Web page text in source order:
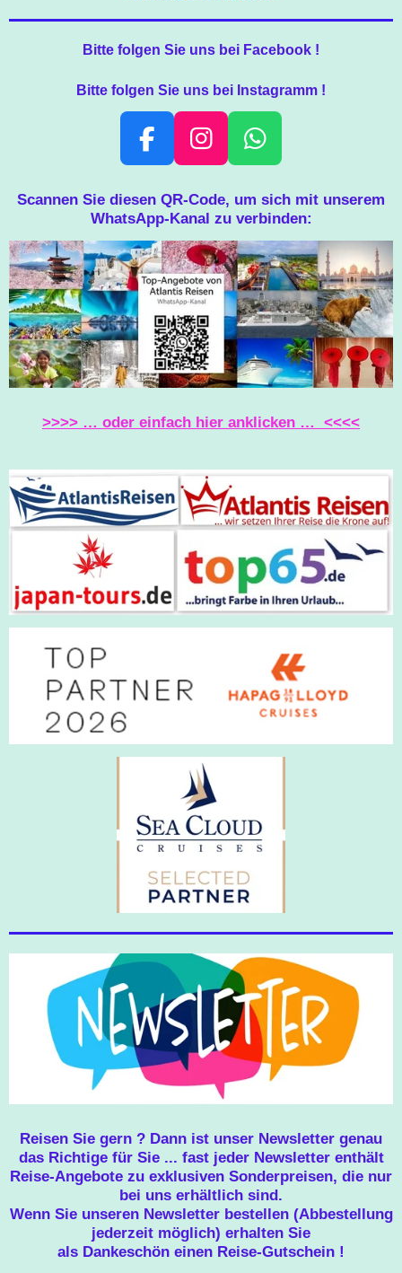
Bitte folgen Sie uns bei Facebook !
Bitte folgen Sie uns bei Instagramm !
F
C
E
B
O
O
K
I
S
T
A
G
R
A
M
W
A
T
S
A
P
P
Scannen Sie diesen QR-Code, um sich mit unserem
WhatsApp-Kanal zu verbinden:
>>>> … oder einfach hier anklicken … <<<<
Reisen Sie gern ? Dann ist unser Newsletter genau
das Richtige für Sie ... fast jeder Newsletter enthält
Reise-Angebote zu exklusiven Sonderpreisen, die nur
bei uns erhältlich sind.
Wenn Sie unseren Newsletter bestellen (Abbestellung
jederzeit möglich) erhalten Sie
als Dankeschön einen Reise-Gutschein !